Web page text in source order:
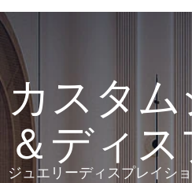
カスタ
＆ディ
ジュエリーディスプレイシ